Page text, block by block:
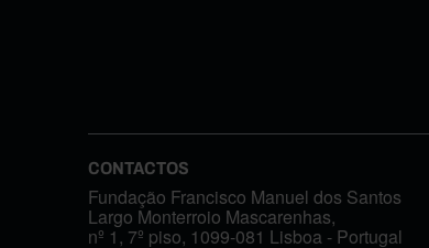
CONTACTOS
Fundação Francisco Manuel dos Santos
Largo Monterroio Mascarenhas,
nº 1, 7º piso, 1099-081 Lisboa - Portugal